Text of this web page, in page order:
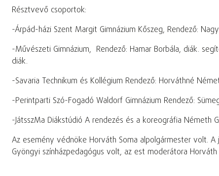
Résztvevő csoportok:
-Árpád-házi Szent Margit Gimnázium Kőszeg, Rendező:
-Művészeti Gimnázium, Rendező: Hamar Borbála, diák.
diák.
-Savaria Technikum és Kollégium Rendező: Horváthné
-Perintparti Szó-Fogadó Waldorf Gimnázium Rendező:
-JátsszMa Diákstúdió A rendezés és a koreográfia Németh
Az esemény védnöke Horváth Soma alpolgármester volt.
Gyöngyi színházpedagógus volt, az est moderátora